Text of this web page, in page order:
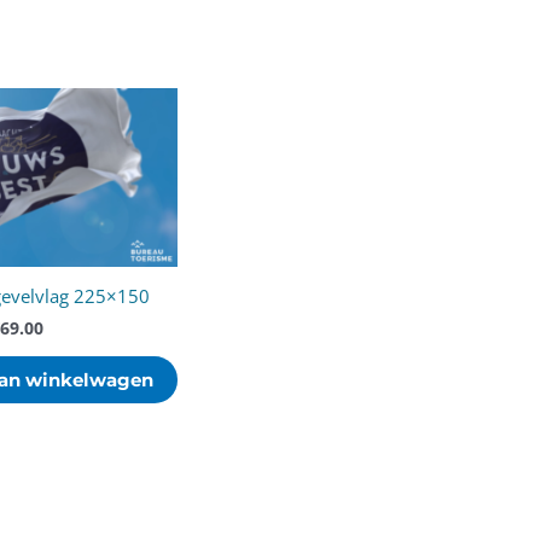
225×150
69.00
winkelwagen